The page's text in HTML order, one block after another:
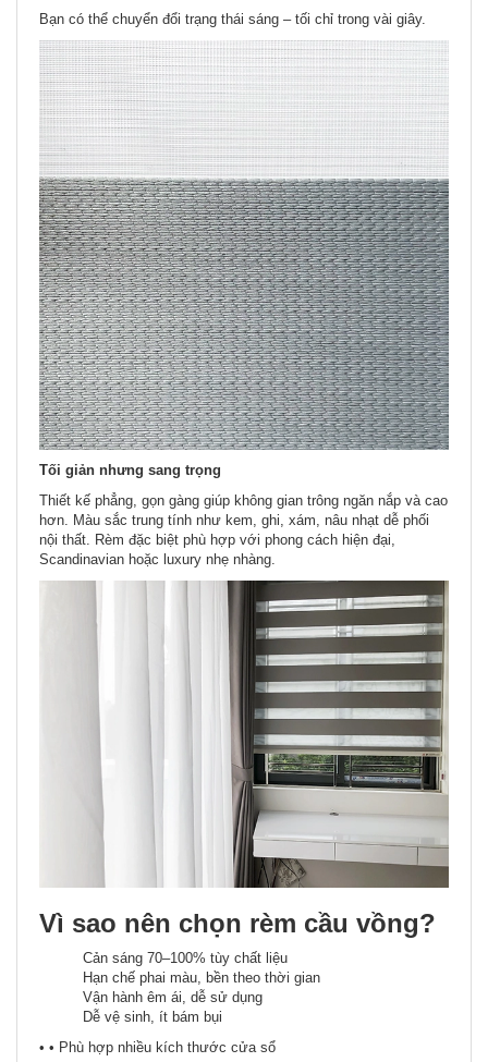
Bạn có thể chuyển đổi trạng thái sáng – tối chỉ trong vài giây.
Tối giản nhưng sang trọng
Thiết kế phẳng, gọn gàng giúp không gian trông ngăn nắp và cao
hơn. Màu sắc trung tính như kem, ghi, xám, nâu nhạt dễ phối
nội thất. Rèm đặc biệt phù hợp với phong cách hiện đại,
Scandinavian hoặc luxury nhẹ nhàng.
Vì sao nên chọn rèm cầu vồng?
Cản sáng 70–100% tùy chất liệu
Hạn chế phai màu, bền theo thời gian
Vận hành êm ái, dễ sử dụng
Dễ vệ sinh, ít bám bụi
• • Phù hợp nhiều kích thước cửa sổ